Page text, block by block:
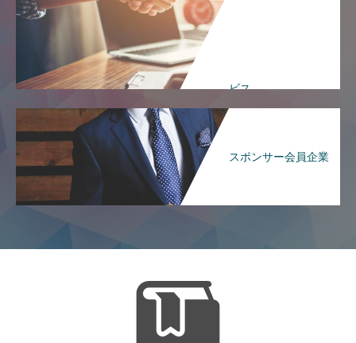
ビス
スポンサー会員企業